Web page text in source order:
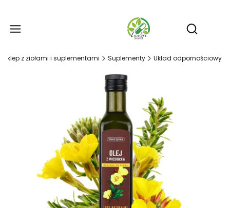
Otwórz
sklep z ziołami i suplementami Suplementy Układ odpornościowy